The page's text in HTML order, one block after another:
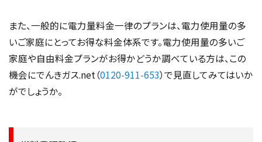
また、一般的に電力量料金一律のプランは、電力使用量の多
いご家庭にとってお得な料金体系です。電力使用量の多いご
家庭や自由料金プランがお得かどうか調べている方は、この
機会にでんきガス.net（0120-911-653）で見直してみてはいか
がでしょうか。